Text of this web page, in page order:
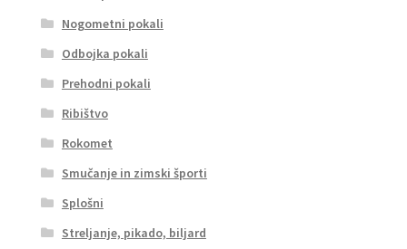
Nogometni pokali
Odbojka pokali
Prehodni pokali
Ribištvo
Rokomet
Smučanje in zimski športi
Splošni
Streljanje, pikado, biljard